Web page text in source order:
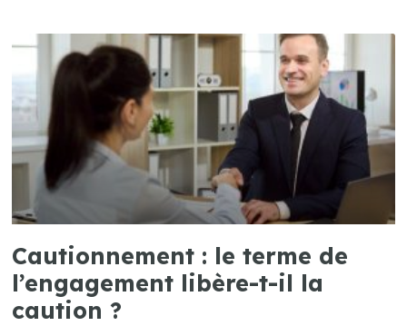
Cautionnement : le terme de
l’engagement libère-t-il la
caution ?